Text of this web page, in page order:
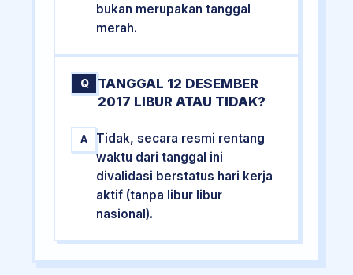
bukan merupakan tanggal
merah.
Q
TANGGAL 12 DESEMBER
2017 LIBUR ATAU TIDAK?
A
Tidak, secara resmi rentang
waktu dari tanggal ini
divalidasi berstatus hari kerja
aktif (tanpa libur libur
nasional).